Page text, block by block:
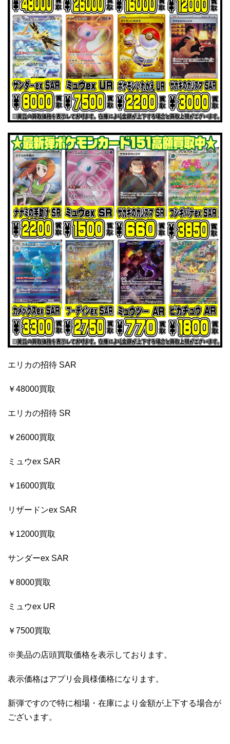
エリカの招待 SAR
￥48000買取
エリカの招待 SR
￥26000買取
ミュウex SAR
￥16000買取
リザードンex SAR
￥12000買取
サンダーex SAR
￥8000買取
ミュウex UR
￥7500買取
※美品の店頭買取価格を表示しております。
表示価格はアプリ会員様価格になります。
新弾ですので特に相場・在庫により金額が上下する場合が
ございます。